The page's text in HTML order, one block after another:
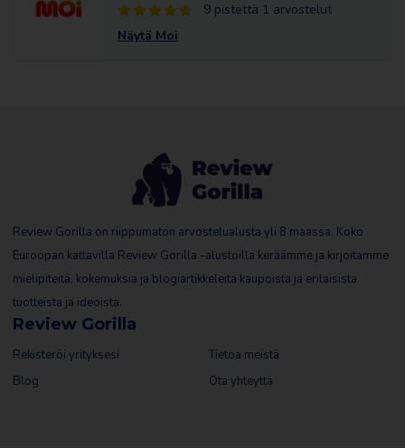
9 pistettä 1 arvostelut
Näytä Moi
Review Gorilla on riippumaton arvostelualusta yli 8 maassa. Koko
Euroopan kattavilla Review Gorilla -alustoilla keräämme ja kirjoitamme
mielipiteitä, kokemuksia ja blogiartikkeleita kaupoista ja erilaisista
tuotteista ja ideoista.
Review Gorilla
Rekisteröi yrityksesi
Blog
Tietoa meistä
Ota yhteyttä